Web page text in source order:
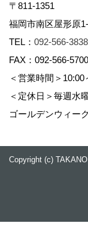
〒811-1351
福岡市南区屋形原
TEL： 092-566-3838
FAX：092-566-5700
＜営業時間＞
＜定休日＞毎週水
ゴールデンウィー
Copyright (c)